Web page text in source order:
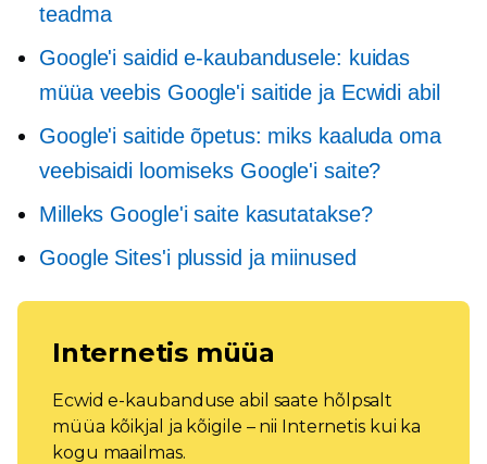
teadma
Google'i saidid e-kaubandusele: kuidas
müüa veebis Google'i saitide ja Ecwidi abil
Google'i saitide õpetus: miks kaaluda oma
veebisaidi loomiseks Google'i saite?
Milleks Google'i saite kasutatakse?
Google Sites'i plussid ja miinused
Internetis müüa
Ecwid e-kaubanduse abil saate hõlpsalt
müüa kõikjal ja kõigile – nii Internetis kui ka
kogu maailmas.